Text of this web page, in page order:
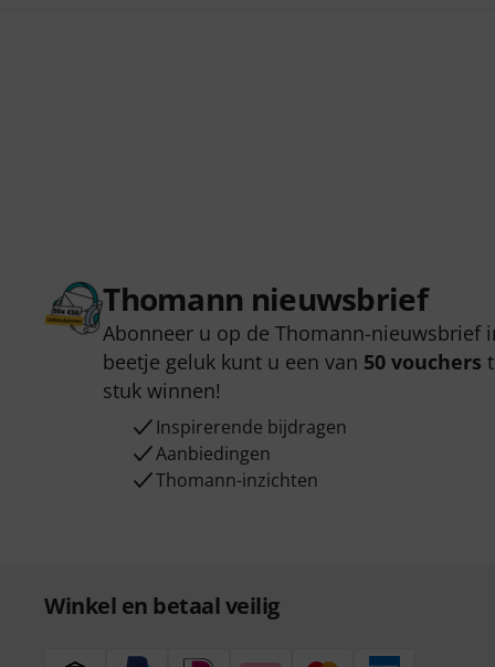
Thomann nieuwsbrief
Abonneer u op de Thomann-nieuwsbrief
beetje geluk kunt u een van 50 vouchers
stuk winnen!
Inspirerende bijdragen
Aanbiedingen
Thomann-inzichten
Winkel en betaal veilig